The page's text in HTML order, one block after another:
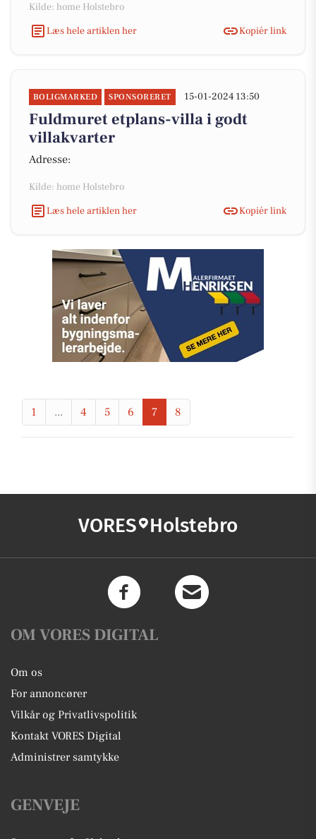
Kilde: home Holstebro
Læs hele artiklen her
Kopiér link
BOLIGMARKED SPONSORERET 15-01-2024 13:50
Fuldmuret etplans-villa i godt
villakvarter
Adresse:
Kilde: home Holstebro
Læs hele artiklen her
Kopiér link
1 ... 4 5 6 7 8
VORES Holstebro
OM VORES DIGITAL
Om os
For annoncører
Vilkår og Privatlivspolitik
Kontakt VORES Digital
Administrer samtykke
GENVEJE